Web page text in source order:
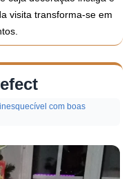
visita transforma-se em
com boas